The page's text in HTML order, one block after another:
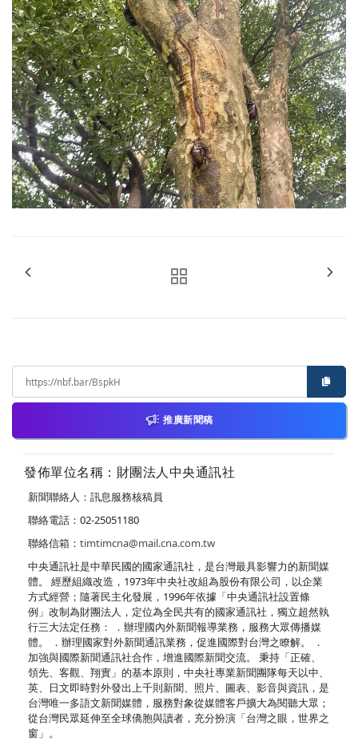
推廣新聞稿
發佈單位名稱：財團法人中央通訊社
新聞聯絡人：訊息服務核稿員
聯絡電話：02-25051180
聯絡信箱： timtimcna@mail.cna.com.tw
中央通訊社是中華民國的國家通訊社，是台灣最具影響力的新聞媒
體。 經歷組織改造，1973年中央社改組為股份有限公司，以企業
方式經營；隨著民主化發展，1996年依據「中央通訊社設置條
例」改制為財團法人，定位為全民共有的國家通訊社，獨立超然執
行三大法定任務： ．辦理國內外新聞報導業務，服務大眾傳播媒
體。 ．辦理國家對外新聞通訊業務，促進國際對台灣之瞭解。 ．
加強與國際新聞通訊社合作，增進國際新聞交流。 秉持「正確、
領先、客觀、翔實」的基本原則，中央社專業新聞團隊每天以中、
英、日文即時對外發出上千則新聞、照片、圖表、影音與資訊，是
台灣唯一多語文新聞媒體，服務對象從媒體客戶擴大為閱聽大眾；
從台灣民眾延伸至全球僑胞與讀者，充分扮演「台灣之眼，世界之
窗」。